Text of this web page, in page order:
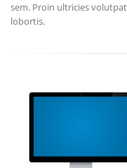
sem. Proin ultricies
lobortis.